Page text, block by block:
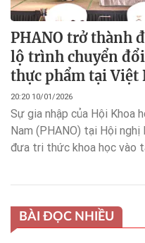
PHANO trở thành
lộ trình chuyển
thực phẩm tại Việt
20:20 10/01/2026
Sự gia nhập của Hội Khoa
Nam (PHANO) tại Hội
đưa tri thức khoa học vào
BÀI ĐỌC NHIỀU